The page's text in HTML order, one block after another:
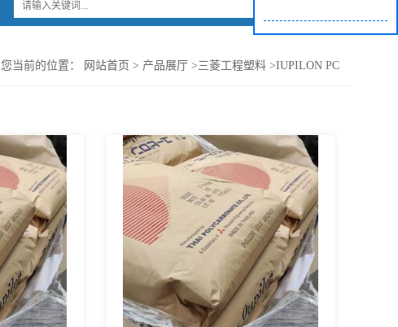
您当前的位置： 网站首页 > 产品展厅 >三菱工程塑料 >IUPILON PC